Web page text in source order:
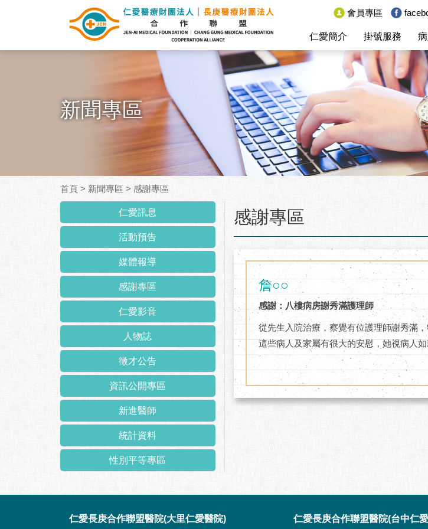
仁愛簡介 掛號服務
會員專區
新聞專區
首頁 > 新聞專區 > 感謝專區
仁愛訊息
活動預告
媒體報導
感謝專區
仁愛影音
人物誌
徵才公告
資訊公開專區
新進醫師
統計資料
性別平等專區
感謝專區
詹○○
感謝：八樓病房謝秀滿護理師
從先生入院治療，察覺有位護理師謝秀滿
這些病人及家屬有很大的安慰，她視病人
仁愛長庚合作聯盟醫院(大里仁愛醫院)
仁愛長庚合作聯盟醫院(台中仁